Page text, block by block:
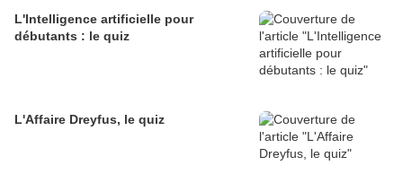
L'Intelligence artificielle pour
débutants : le quiz
L'Affaire Dreyfus, le quiz